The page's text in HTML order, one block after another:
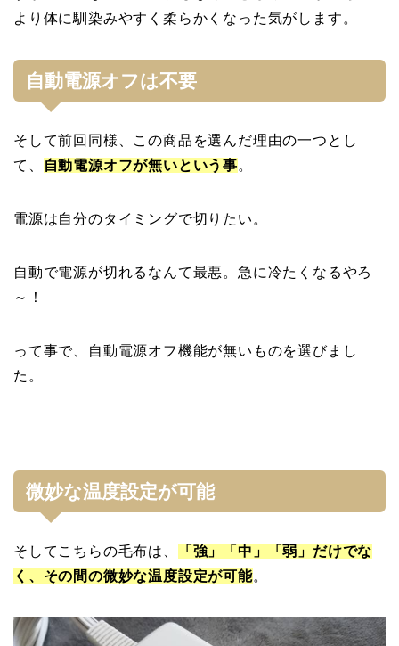
より体に馴染みやすく柔らかくなった気がします。
自動電源オフは不要
そして前回同様、この商品を選んだ理由の一つとし
て、
自動電源オフが無いという事。
電源は自分のタイミングで切りたい。
自動で電源が切れるなんて最悪。急に冷たくなるやろ
～！
って事で、自動電源オフ機能が無いものを選びまし
た。
微妙な温度設定が可能
そしてこちらの毛布は、
「強」「中」「弱」だけでな
く、その間の微妙な温度設定が可能。